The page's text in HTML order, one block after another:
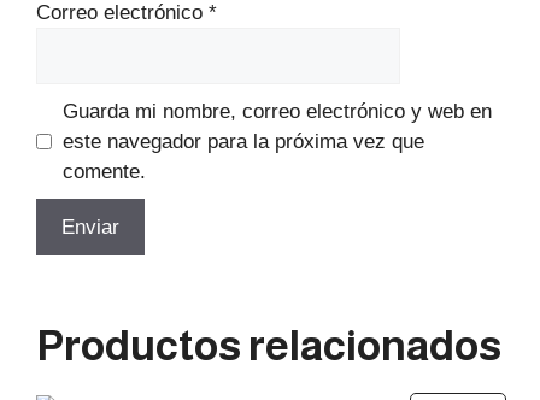
Correo electrónico *
Guarda mi nombre, correo electrónico y web en
este navegador para la próxima vez que
comente.
Productos relacionados